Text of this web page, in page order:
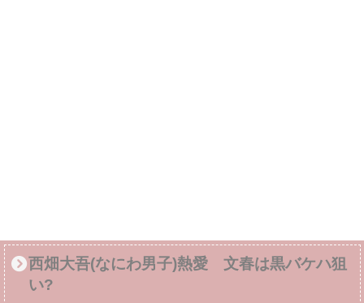
西畑大吾(なにわ男子)熱愛 文春は黒バケハ狙
い?